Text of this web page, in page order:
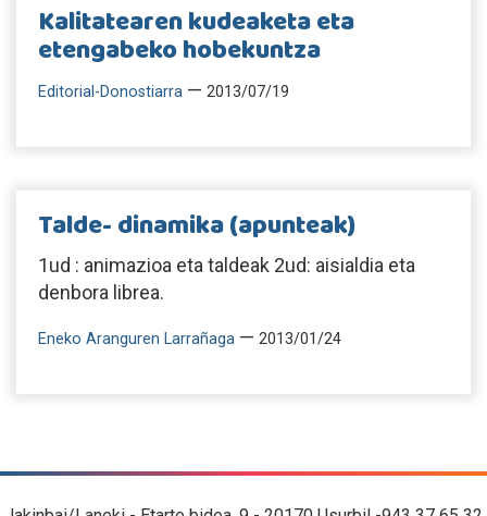
Kalitatearen kudeaketa eta
etengabeko hobekuntza
Editorial-Donostiarra — 2013/07/19
Talde- dinamika (apunteak)
1ud : animazioa eta taldeak 2ud: aisialdia eta
denbora librea.
Eneko Aranguren Larrañaga — 2013/01/24